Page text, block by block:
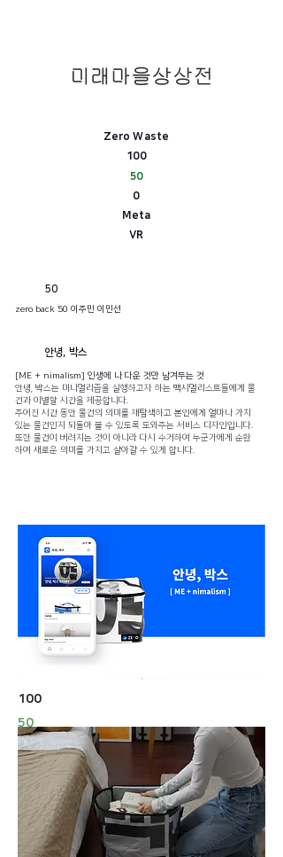
Zero Waste
100
50
0
​Meta
​VR
50
zero back 50 이주민 이민선
안녕, 박스
[ME + nimalism] 인생에 나 다운 것만 남겨두는 것
안녕, 박스는 미니멀리즘을 실행하고자 하는 맥시멀리스트들에게 물
건과 이별할 시간을 제공합니다.
주어진 시간 동안 물건의 의미를 재탐색하고 본인에게 얼마나 가치
있는 물건인지 되돌아 볼 수 있도록 도와주는 서비스 디자인입니다.
또한 물건이 버려지는 것이 아니라 다시 수거하여 누군가에게 순환
하여 새로운 의미를 가지고 살아갈 수 있게 합니다.
미래마을상상전
HOME
Home
Solutions
zero waste
100
50
0
VR
Meta
vegan
animal welfare